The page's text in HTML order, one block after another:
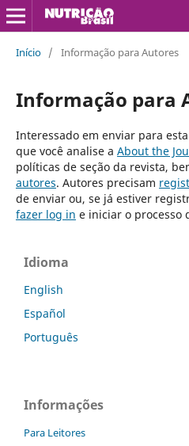
Início / Informação para Autores
Informação para
Interessado em enviar para
que você analise a About the
políticas de seção da revista,
autores. Autores precisam
de enviar ou, se já estiver
fazer log in e iniciar o processo
Idioma
English
Español
Português
Informações
Para Leitores